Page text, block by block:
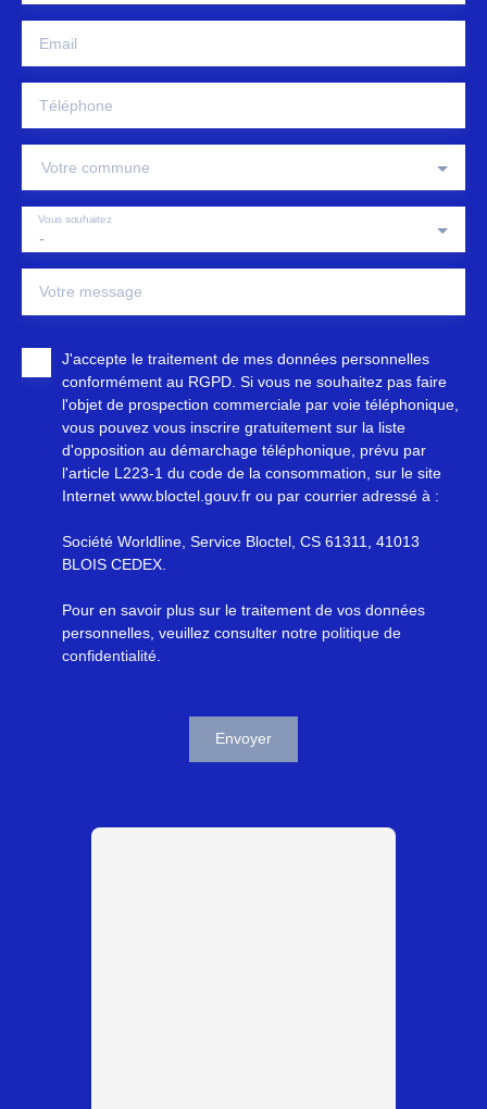
Email
Téléphone
Votre commune
-
Vous souhaitez
Votre message
J'accepte le traitement de mes données personnelles
conformément au RGPD. Si vous ne souhaitez pas faire
l'objet de prospection commerciale par voie téléphonique,
vous pouvez vous inscrire gratuitement sur la liste
d'opposition au démarchage téléphonique, prévu par
l'article L223-1 du code de la consommation, sur le site
Internet www.bloctel.gouv.fr ou par courrier adressé à :
Société Worldline, Service Bloctel, CS 61311, 41013
BLOIS CEDEX.
Pour en savoir plus sur le traitement de vos données
personnelles, veuillez consulter notre politique de
confidentialité
Envoyer